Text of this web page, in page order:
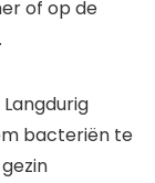
of op de
bacteriën te